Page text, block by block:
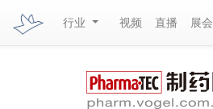
行业 视频 直播 展会